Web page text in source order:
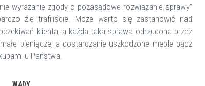
wyrażanie zgody o pozasądowe rozwiązanie sprawy”
źle trafiliście. Może warto się zastanowić nad
klienta, a każda taka sprawa odrzucona przez
pieniądze, a dostarczanie uszkodzone meble bądź
u Państwa.